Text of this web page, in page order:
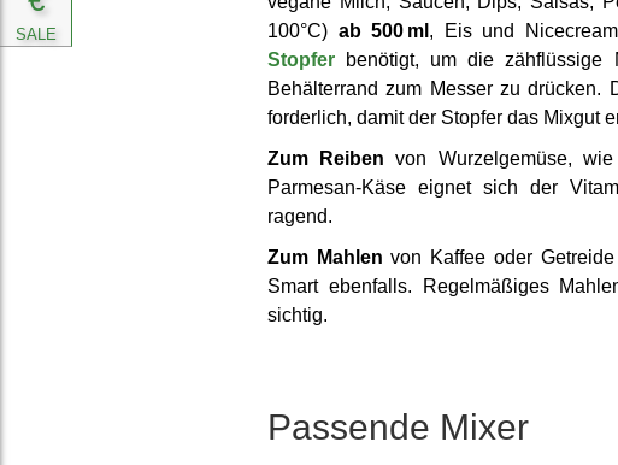
SALE
100°C) ab 500 ml , Eis und Nicecream
Stopfer benötigt, um die zäh­flüssige
Behälter­rand zum Messer zu
forder­lich, damit der Stopfer das Mixgut
Zum Reiben von Wurzel­gemüse,
Parmesan-Käse eignet sich der
ragend.
Zum Mahlen von Kaffee oder
Smart ebenfalls. Regel­mäßiges
sichtig.
Passende Mixer